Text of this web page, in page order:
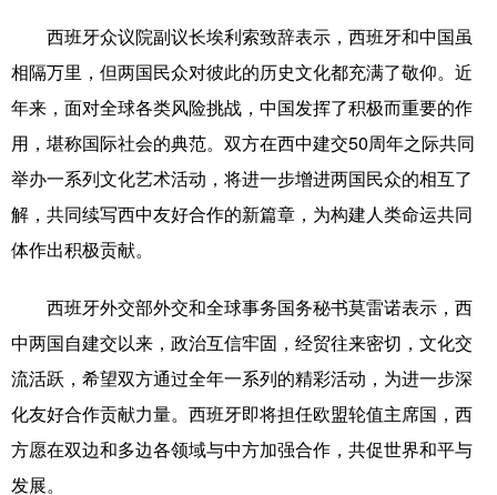
四川 贵州 云南 西藏
陕西 甘肃 青海 宁夏
Русский язык 日本語 한국어
Deutsch Português
西班牙众议院副议长埃利索致辞表示，西班牙和中国虽
相隔万里，但两国民众对彼此的历史文化都充满了敬仰。近
年来，面对全球各类风险挑战，中国发挥了积极而重要的作
用，堪称国际社会的典范。双方在西中建交50周年之际共同
举办一系列文化艺术活动，将进一步增进两国民众的相互了
解，共同续写西中友好合作的新篇章，为构建人类命运共同
体作出积极贡献。
西班牙外交部外交和全球事务国务秘书莫雷诺表示，西
中两国自建交以来，政治互信牢固，经贸往来密切，文化交
流活跃，希望双方通过全年一系列的精彩活动，为进一步深
化友好合作贡献力量。西班牙即将担任欧盟轮值主席国，西
方愿在双边和多边各领域与中方加强合作，共促世界和平与
发展。